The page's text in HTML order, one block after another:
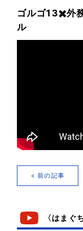
ゴルゴ13✖️外
ル
< 前の記事
〈はまぐ